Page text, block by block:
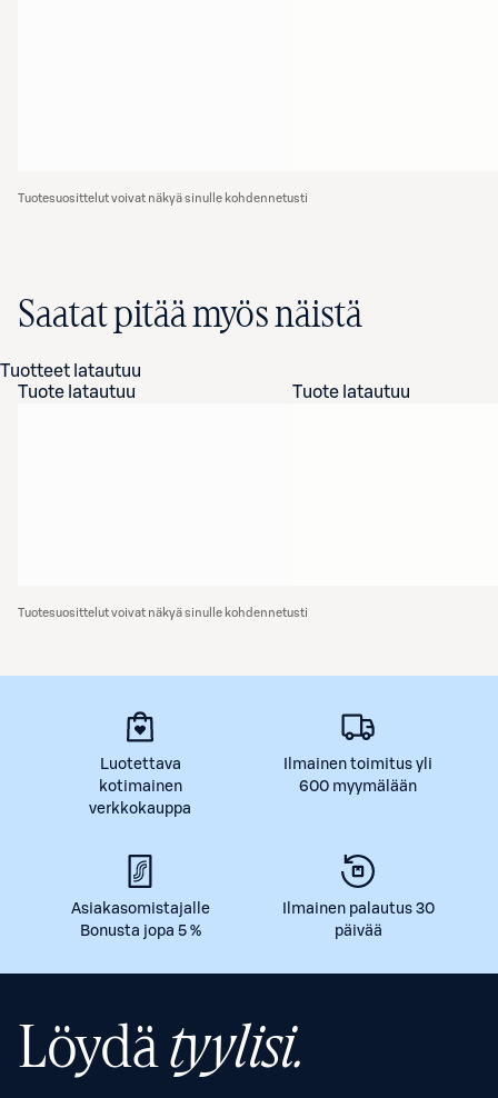
Tuotesuosittelut voivat näkyä sinulle kohdennetusti
Saatat pitää myös näistä
Tuotteet latautuu
Tuote latautuu
Tuote latautuu
Tuotesuosittelut voivat näkyä sinulle kohdennetusti
Luotettava
kotimainen
verkkokauppa
Ilmainen toimitus yli
600 myymälään
Asiakasomistajalle
Bonusta jopa 5 %
Ilmainen palautus 30
päivää
Löydätyylisi.